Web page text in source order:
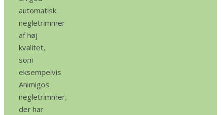
automatisk
negletrimmer
af høj
kvalitet,
som
eksempelvis
Animigos
negletrimmer,
der har